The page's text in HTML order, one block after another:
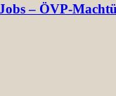
– ÖVP-